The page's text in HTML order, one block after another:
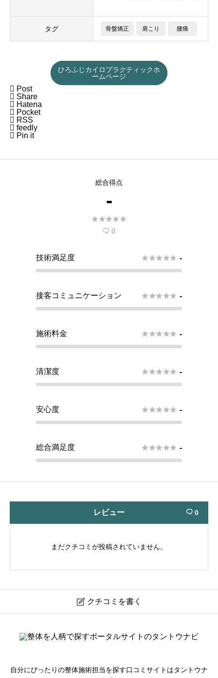
タグ 骨盤矯正 肩こり 腰痛
ひろふじカイロプラクティックホ
ームページ
 Post
 Share
 Hatena
 Pocket
 RSS
 feedly
 Pin it
総合得点
-

 0
技術満足度  -
接客コミュニケーション  -
施術料金  -
清潔度  -
安心度  -
総合満足度  -
レビュー  0
まだクチコミが投稿されていません。
 クチコミを書く
自分にぴったりの整体施術担当を探す口コミサイトはタントウナ